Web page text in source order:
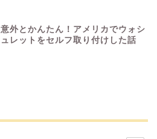
意外とかんたん！アメリカでウォシ
ュレットをセルフ取り付けした話